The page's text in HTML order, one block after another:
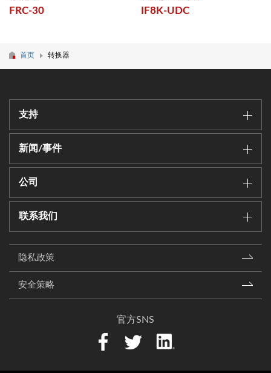
FRC-30 IF8K-UDC
首页 转换器
支持
新闻/事件
公司
联系我们
隐私政策
安全策略
官方SNS